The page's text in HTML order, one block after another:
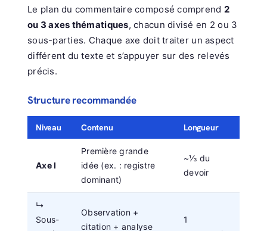
Le plan du commentaire composé comprend 2
ou 3 axes thématiques, chacun divisé en 2 ou 3
sous-parties. Chaque axe doit traiter un aspect
différent du texte et s’appuyer sur des relevés
précis.
Structure recommandée
Niveau Contenu Longueur
Axe I
Première grande
idée (ex. : registre
dominant)
~⅓ du
devoir
↳
Sous-
Observation +
citation + analyse
1